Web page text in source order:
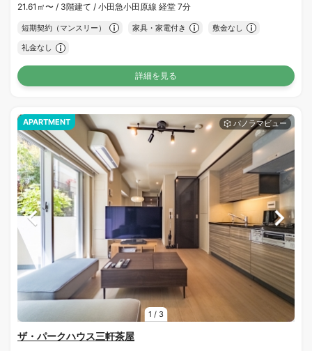
21.61㎡〜 / 3階建て / 小田急小田原線 経堂 7分
短期契約（マンスリー） 家具・家電付き 敷金なし
礼金なし
詳細を見る
1 / 3
APARTMENT
ザ・パークハウス三軒茶屋